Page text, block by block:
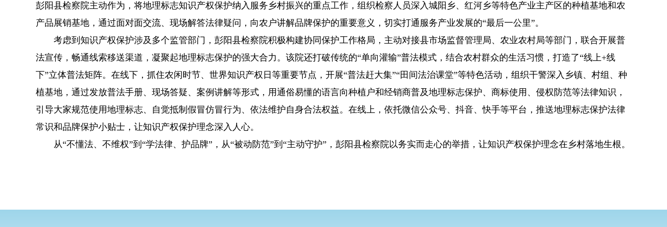
彭阳县检察院主动作为，将地理标志知识产权保护纳入服务乡村振兴的重点工作，组织检察人员深入城阳乡、红河乡等特色产业主产区的种植基地和农
产品展销基地，通过面对面交流、现场解答法律疑问，向农户讲解品牌保护的重要意义，切实打通服务产业发展的“最后一公里”。
考虑到知识产权保护涉及多个监管部门，彭阳县检察院积极构建协同保护工作格局，主动对接县市场监督管理局、农业农村局等部门，联合开展普
法宣传，畅通线索移送渠道，凝聚起地理标志保护的强大合力。该院还打破传统的“单向灌输”普法模式，结合农村群众的生活习惯，打造了“线上+线
下”立体普法矩阵。在线下，抓住农闲时节、世界知识产权日等重要节点，开展“普法赶大集”“田间法治课堂”等特色活动，组织干警深入乡镇、村组、种
植基地，通过发放普法手册、现场答疑、案例讲解等形式，用通俗易懂的语言向种植户和经销商普及地理标志保护、商标使用、侵权防范等法律知识，
引导大家规范使用地理标志、自觉抵制假冒仿冒行为、依法维护自身合法权益。在线上，依托微信公众号、抖音、快手等平台，推送地理标志保护法律
常识和品牌保护小贴士，让知识产权保护理念深入人心。
从“不懂法、不维权”到“学法律、护品牌”，从“被动防范”到“主动守护”，彭阳县检察院以务实而走心的举措，让知识产权保护理念在乡村落地生根。